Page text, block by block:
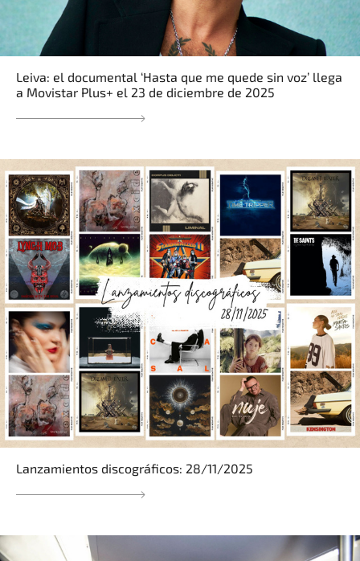
Leiva: el documental ‘Hasta que me quede sin voz’ llega
a Movistar Plus+ el 23 de diciembre de 2025
Lanzamientos discográficos: 28/11/2025